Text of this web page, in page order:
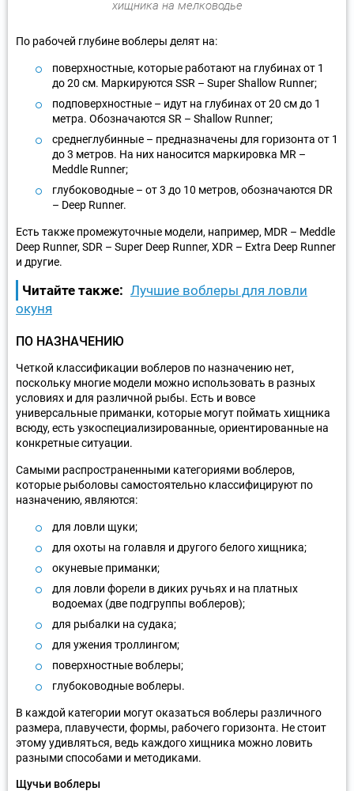
хищника на мелководье
По рабочей глубине воблеры делят на:
поверхностные, которые работают на глубинах от 1
до 20 см. Маркируются SSR – Super Shallow Runner;
подповерхностные – идут на глубинах от 20 см до 1
метра. Обозначаются SR – Shallow Runner;
среднеглубинные – предназначены для горизонта от 1
до 3 метров. На них наносится маркировка MR –
Meddle Runner;
глубоководные – от 3 до 10 метров, обозначаются DR
– Deep Runner.
Есть также промежуточные модели, например, MDR – Meddle
Deep Runner, SDR – Super Deep Runner, XDR – Extra Deep Runner
и другие.
Читайте также: Лучшие воблеры для ловли
окуня
ПО НАЗНАЧЕНИЮ
Четкой классификации воблеров по назначению нет,
поскольку многие модели можно использовать в разных
условиях и для различной рыбы. Есть и вовсе
универсальные приманки, которые могут поймать хищника
всюду, есть узкоспециализированные, ориентированные на
конкретные ситуации.
Самыми распространенными категориями воблеров,
которые рыболовы самостоятельно классифицируют по
назначению, являются:
для ловли щуки;
для охоты на голавля и другого белого хищника;
окуневые приманки;
для ловли форели в диких ручьях и на платных
водоемах (две подгруппы воблеров);
для рыбалки на судака;
для ужения троллингом;
поверхностные воблеры;
глубоководные воблеры.
В каждой категории могут оказаться воблеры различного
размера, плавучести, формы, рабочего горизонта. Не стоит
этому удивляться, ведь каждого хищника можно ловить
разными способами и методиками.
Щучьи воблеры